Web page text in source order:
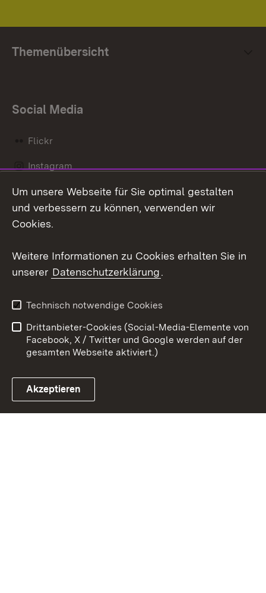
Themenübersicht
Social Media
Flickr
Instagram
Social Wall
Link zum Landesportal
Barrierefreiheit
Benutzungshinweise
Impressum
Cookies
Um unsere Webseite für Sie optimal gestalten
und verbessern zu können, verwenden wir
Cookies.
Weitere Informationen zu Cookies erhalten Sie in
unserer Datenschutzerklärung.
Technisch notwendige Cookies
Drittanbieter-Cookies (Social-Media-Elemente von
Facebook, X / Twitter und Google werden auf der
gesamten Webseite aktiviert.)
Akzeptieren